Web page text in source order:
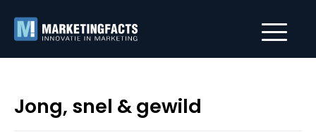
Jong, snel & gewild